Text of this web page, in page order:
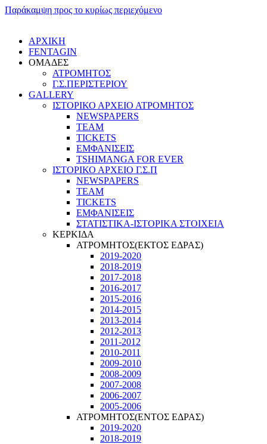
Παράκαμψη προς το κυρίως περιεχόμενο
ΑΡΧΙΚΗ
FENTAGIN
ΟΜΑΔΕΣ
ΑΤΡΟΜΗΤΟΣ
Γ.Σ.ΠEΡΙΣΤΕΡΙΟΥ
GALLERY
ΙΣΤΟΡΙΚΟ ΑΡΧΕΙΟ ΑΤΡΟΜΗΤΟΣ
NEWSPAPERS
TEAM
TICKETS
ΕΜΦΑΝΙΣΕΙΣ
TSHIMANGA FOR EVER
ΙΣΤΟΡΙΚΟ ΑΡΧΕΙΟ Γ.Σ.Π
NEWSPAPERS
TEAM
TICKETS
ΕΜΦΑΝΙΣΕΙΣ
ΣΤΑΤΙΣΤΙΚΑ-ΙΣΤΟΡΙΚΑ ΣΤΟΙΧΕΙΑ
ΚΕΡΚΙΔΑ
ΑΤΡΟΜΗΤΟΣ(ΕΚΤΟΣ ΕΔΡΑΣ)
2019-2020
2018-2019
2017-2018
2016-2017
2015-2016
2014-2015
2013-2014
2012-2013
2011-2012
2010-2011
2009-2010
2008-2009
2007-2008
2006-2007
2005-2006
ΑΤΡΟΜΗΤΟΣ(ΕΝΤΟΣ ΕΔΡΑΣ)
2019-2020
2018-2019